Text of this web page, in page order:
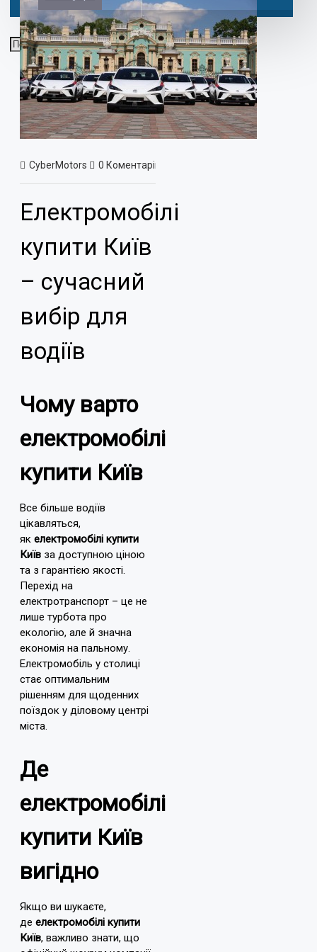
CyberMotors 0 Коментарів
Електромобілі
купити Київ
– сучасний
вибір для
водіїв
Чому варто
електромобілі
купити Київ
Все більше водіїв
цікавляться,
як електромобілі купити
Київ за доступною ціною
та з гарантією якості.
Перехід на
електротранспорт – це не
лише турбота про
екологію, але й значна
економія на пальному.
Електромобіль у столиці
стає оптимальним
рішенням для щоденних
поїздок у діловому центрі
міста.
Де
електромобілі
купити Київ
вигідно
Якщо ви шукаєте,
де електромобілі купити
Київ, важливо знати, що